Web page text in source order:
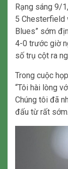
Rạng sáng 9/
5 Chesterfield
Blues” sớm
4-0 trước giờ
số trụ cột ra
Trong cuộc
“Tôi hài lòng
Chúng tôi đã
đấu từ rất